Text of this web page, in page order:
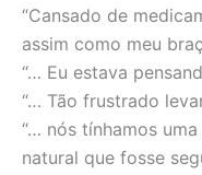
“Cansado de
assim como meu
“… Eu estava
“… Tão frustrado
“… nós tínhamos
natural que fosse